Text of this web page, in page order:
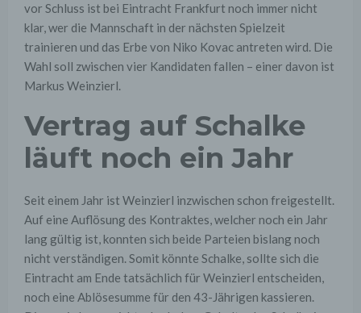
vor Schluss ist bei Eintracht Frankfurt noch immer nicht
klar, wer die Mannschaft in der nächsten Spielzeit
trainieren und das Erbe von Niko Kovac antreten wird. Die
Wahl soll zwischen vier Kandidaten fallen – einer davon ist
Markus Weinzierl.
Vertrag auf Schalke
läuft noch ein Jahr
Seit einem Jahr ist Weinzierl inzwischen schon freigestellt.
Auf eine Auflösung des Kontraktes, welcher noch ein Jahr
lang gültig ist, konnten sich beide Parteien bislang noch
nicht verständigen. Somit könnte Schalke, sollte sich die
Eintracht am Ende tatsächlich für Weinzierl entscheiden,
noch eine Ablösesumme für den 43-Jährigen kassieren.